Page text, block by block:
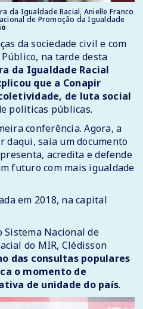
da Igualdade Racial, Anielle Franco
de Promoção da Igualdade
da sociedade civil e com
na tarde desta
da Igualdade Racial
que a Conapir
de luta social
políticas públicas.
conferência. Agora, a
daqui, saia um documento
acredita e defende
futuro com mais igualdade
em 2018, na capital
Sistema Nacional de
do MIR, Clédisson
das consultas populares
o momento de
de unidade do país.